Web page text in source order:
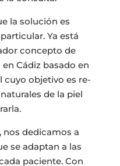
la solución es
Ya está
concepto de
Cádiz basado en
objetivo es re-
de la piel
nos dedicamos a
se adaptan a las
paciente. Con